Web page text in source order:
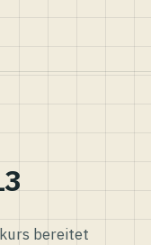
bereitet